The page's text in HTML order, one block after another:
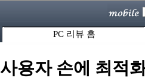
PC 리뷰 홈
사용자 손에 최적